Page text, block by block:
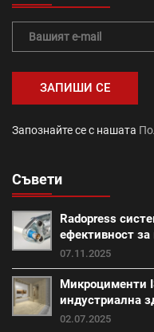
саниране (21)
Промоция работни
(28)
външна изолация (18)
Класик (15)
Промоция вата (20)
Запознайте се с нашата
Съвети
Radopress
ефективност
07.11.2025
Микроцименти
индустриална
02.07.2025